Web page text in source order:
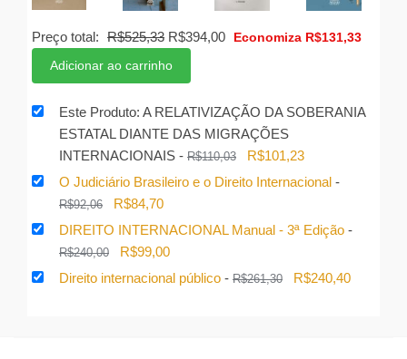
INTERNACIONAIS
quantidade
Preço total: R$525,33 O
original
R$394,00O
R$394,00.
Economiza R$131,33
Adicionar ao carrinho
Este Produto: A RELATIVIZAÇÃO DA SOBERANIA
ESTATAL DIANTE DAS MIGRAÇÕES
INTERNACIONAIS - R$110,03
O
preço
R$101,23O
preço
R$101,23.
O Judiciário Brasileiro e o Direito Internacional -
R$92,06
O
preço
original
R$84,70O
preço
atual
R$84,70.
DIREITO INTERNACIONAL Manual - 3ª Edição -
R$240,00
O
preço
R$99,00O
preço
Direito internacional público - R$261,30
O
R$240,40O